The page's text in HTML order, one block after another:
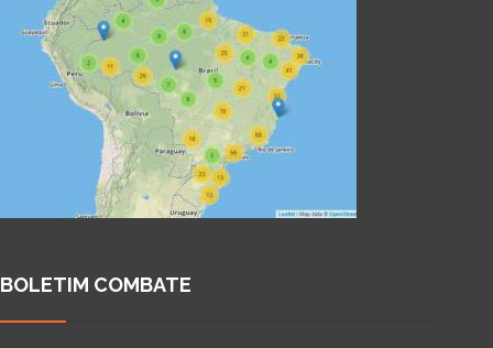
BOLETIM COMBATE